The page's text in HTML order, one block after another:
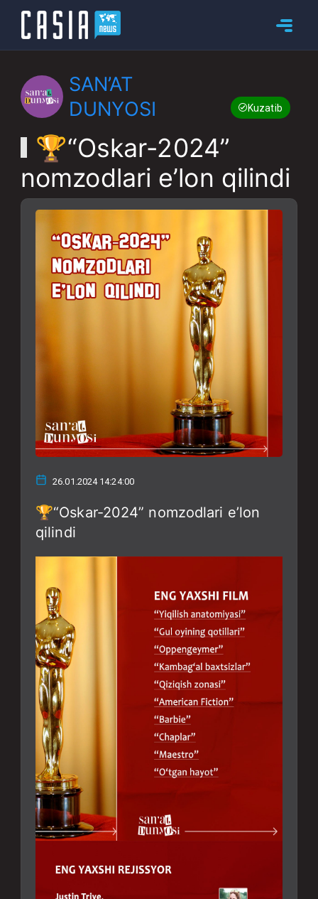
SAN’AT
DUNYOSI
Kuzatib boring
🏆“Oskar-2024”
nomzodlari e’lon qilindi
26.01.2024 14:24:00
🏆“Oskar-2024” nomzodlari e’lon
qilindi